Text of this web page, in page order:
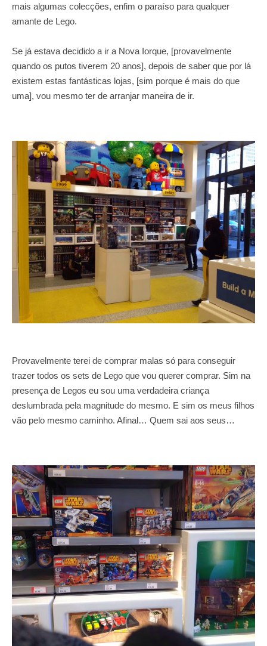
mais algumas colecções, enfim o paraíso para qualquer
amante de Lego.
Se já estava decidido a ir a Nova Iorque, [provavelmente
quando os putos tiverem 20 anos], depois de saber que por lá
existem estas fantásticas lojas, [sim porque é mais do que
uma], vou mesmo ter de arranjar maneira de ir.
Provavelmente terei de comprar malas só para conseguir
trazer todos os sets de Lego que vou querer comprar. Sim na
presença de Legos eu sou uma verdadeira criança
deslumbrada pela magnitude do mesmo. E sim os meus filhos
vão pelo mesmo caminho. Afinal… Quem sai aos seus…